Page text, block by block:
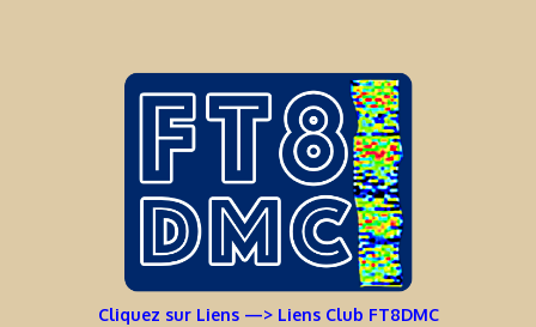
Cliquez sur Liens —> Liens Club FT8DMC